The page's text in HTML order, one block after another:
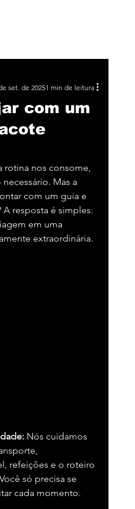
com um
set. de 20251 min de leitura
rotina nos consome,
Mas a
com um guia e
resposta é simples:
em uma
extraordinária.
Nós cuidamos
refeições e o roteiro
só precisa se
cada momento.